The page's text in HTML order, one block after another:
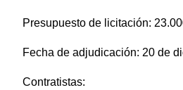
Presupuesto de licitación:
Fecha de adjudicación: 20 de
Contratistas: